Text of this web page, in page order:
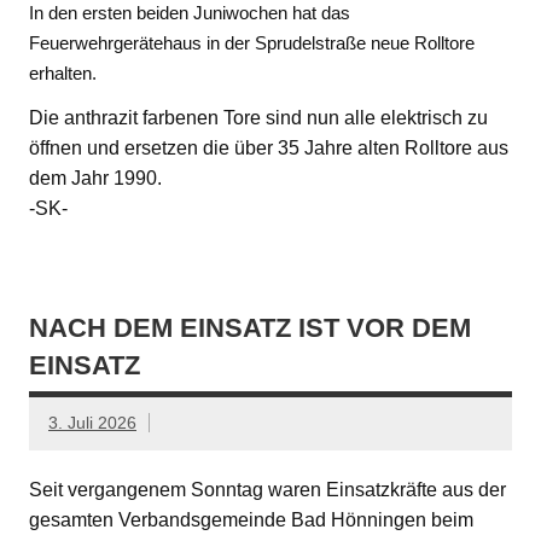
In den ersten beiden Juniwochen hat das
Feuerwehrgerätehaus in der Sprudelstraße neue Rolltore
erhalten.
Die anthrazit farbenen Tore sind nun alle elektrisch zu
öffnen und ersetzen die über 35 Jahre alten Rolltore aus
dem Jahr 1990.
-SK-
NACH DEM EINSATZ IST VOR DEM
EINSATZ
3. Juli 2026
Seit vergangenem Sonntag waren Einsatzkräfte aus der
gesamten Verbandsgemeinde Bad Hönningen beim